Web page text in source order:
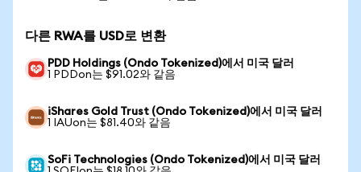
다른 RWA를 USD로 변환
PDD Holdings (Ondo Tokenized)에서 미국 달러
1 PDDon는 $91.02와 같음
iShares Gold Trust (Ondo Tokenized)에서 미국 달러
1 IAUon는 $81.40와 같음
SoFi Technologies (Ondo Tokenized)에서 미국 달러